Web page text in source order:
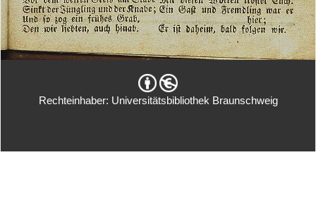
Rechteinhaber: Universitätsbibliothek Braunschweig